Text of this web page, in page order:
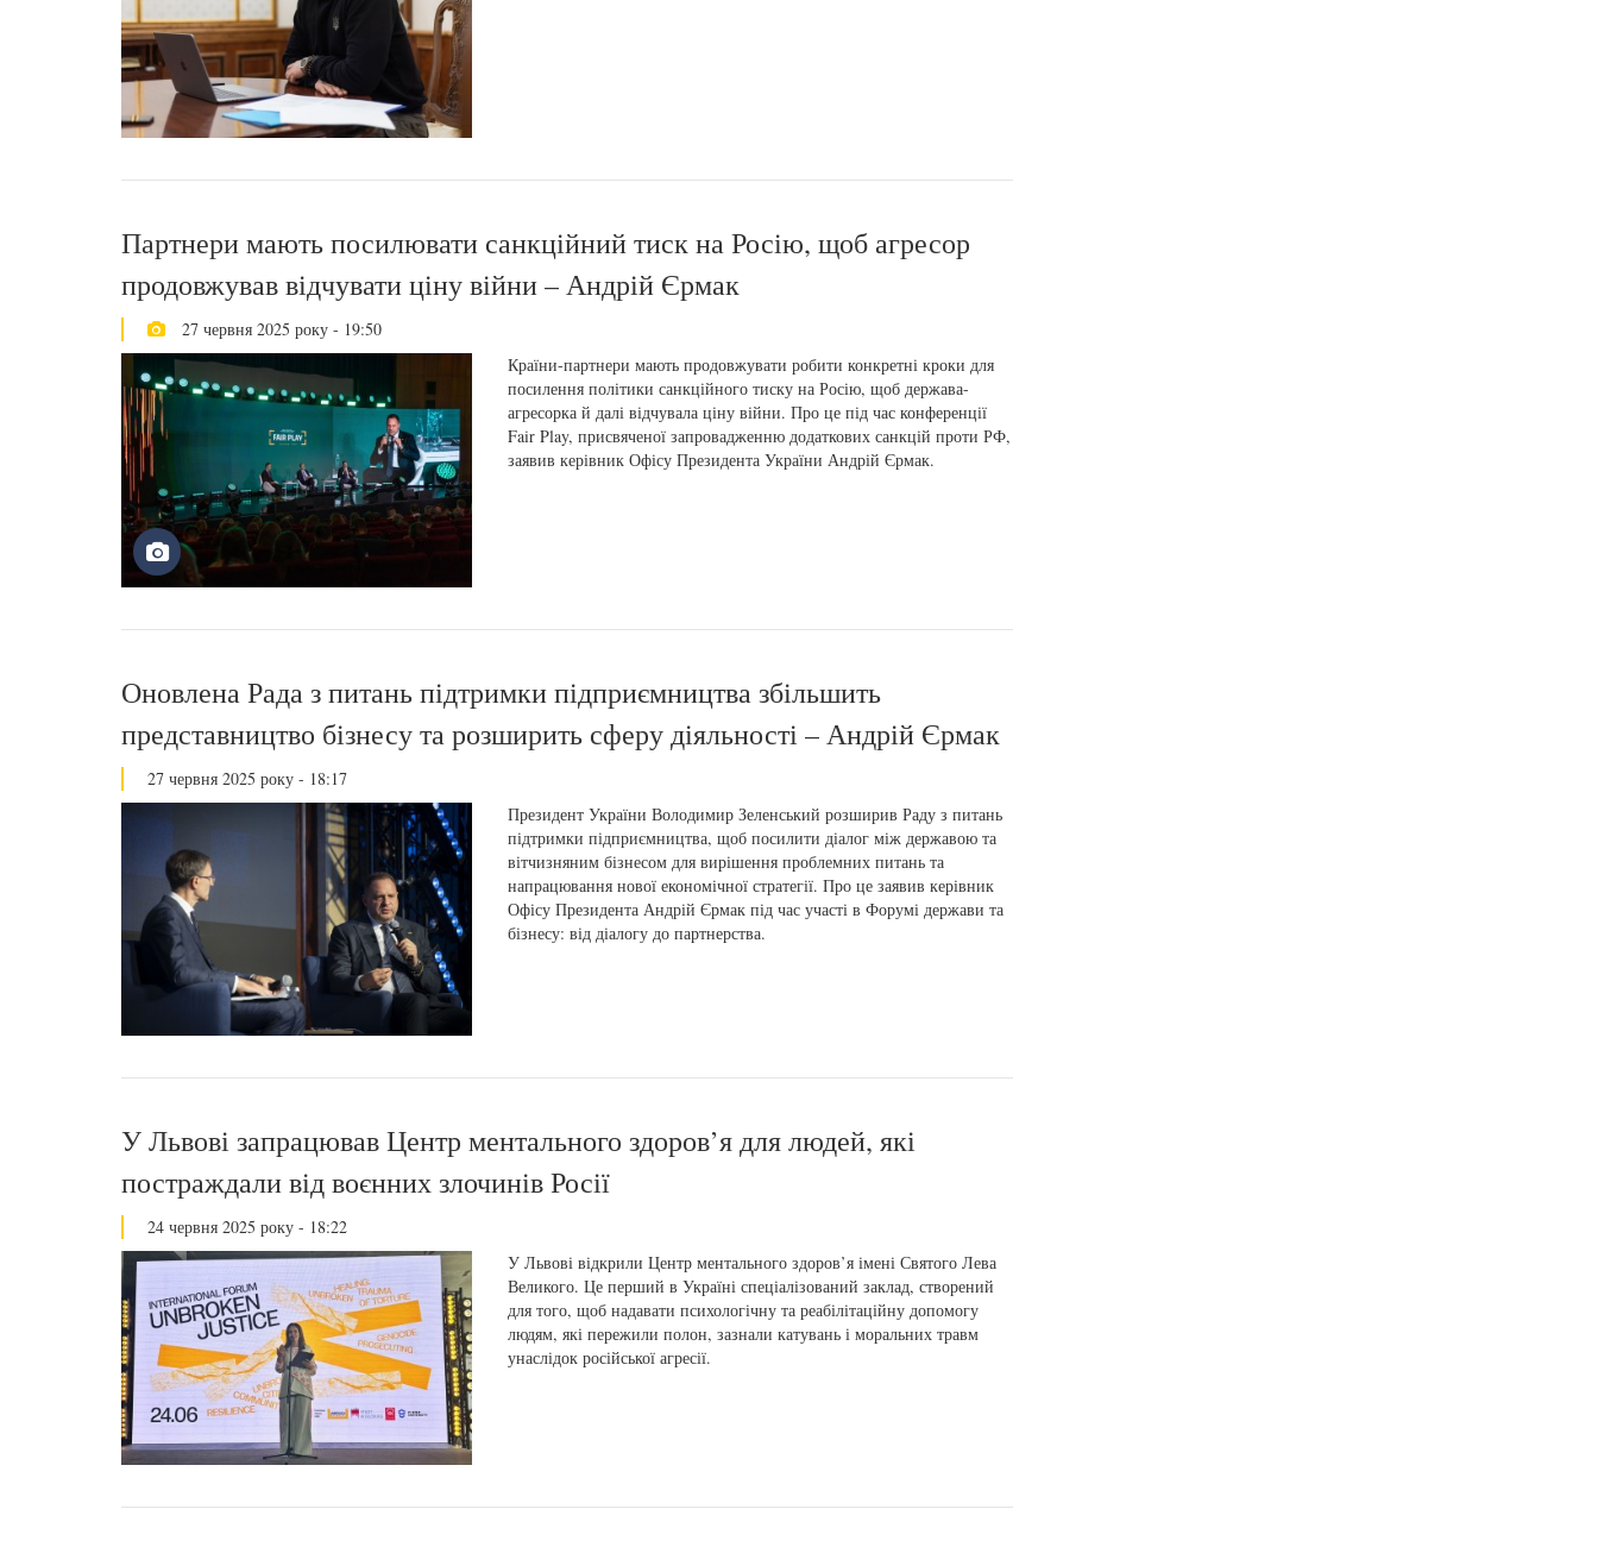
Партнери мають посилювати санкційний тиск на Росію, щоб агресор
продовжував відчувати ціну війни – Андрій Єрмак
27 червня 2025 року - 19:50
Країни-партнери мають продовжувати робити конкретні кроки для
посилення політики санкційного тиску на Росію, щоб держава-
агресорка й далі відчувала ціну війни. Про це під час конференції
Fair Play, присвяченої запровадженню додаткових санкцій проти РФ,
заявив керівник Офісу Президента України Андрій Єрмак.
Оновлена Рада з питань підтримки підприємництва збільшить
представництво бізнесу та розширить сферу діяльності – Андрій Єрмак
27 червня 2025 року - 18:17
Президент України Володимир Зеленський розширив Раду з питань
підтримки підприємництва, щоб посилити діалог між державою та
вітчизняним бізнесом для вирішення проблемних питань та
напрацювання нової економічної стратегії. Про це заявив керівник
Офісу Президента Андрій Єрмак під час участі в Форумі держави та
бізнесу: від діалогу до партнерства.
У Львові запрацював Центр ментального здоров’я для людей, які
постраждали від воєнних злочинів Росії
24 червня 2025 року - 18:22
У Львові відкрили Центр ментального здоров’я імені Святого Лева
Великого. Це перший в Україні спеціалізований заклад, створений
для того, щоб надавати психологічну та реабілітаційну допомогу
людям, які пережили полон, зазнали катувань і моральних травм
унаслідок російської агресії.